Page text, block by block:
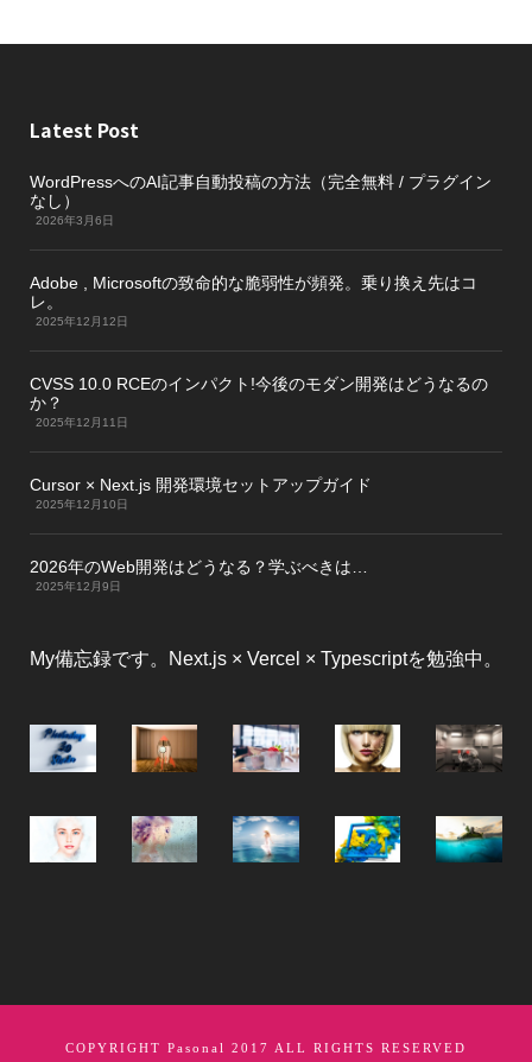
Latest Post
WordPressへのAI記事自動投稿の方法（完全無料 / プラグイン
なし）
2026年3月6日
Adobe , Microsoftの致命的な脆弱性が頻発。乗り換え先はコ
レ。
2025年12月12日
CVSS 10.0 RCEのインパクト!今後のモダン開発はどうなるの
か？
2025年12月11日
Cursor × Next.js 開発環境セットアップガイド
2025年12月10日
2026年のWeb開発はどうなる？学ぶべきは…
2025年12月9日
My備忘録です。Next.js × Vercel × Typescriptを勉強中。
COPYRIGHT Pasonal 2017 ALL RIGHTS RESERVED